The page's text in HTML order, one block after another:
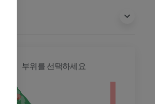
부위를 선택하세요